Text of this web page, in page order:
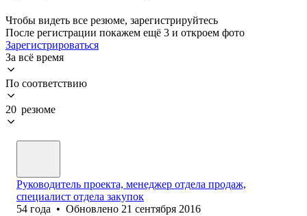
Чтобы видеть все резюме, зарегистрируйтесь
После регистрации покажем ещё 3 и откроем фото
Зарегистрироваться
За всё время
По соответствию
20 резюме
Руководитель проекта, менеджер отдела продаж,
специалист отдела закупок
54 года • Обновлено 21 сентября 2016